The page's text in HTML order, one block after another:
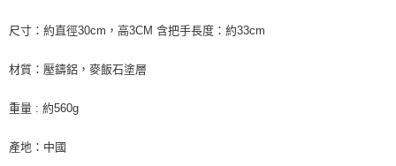
尺寸：約直徑30cm，高3CM 含把手長度：約33cm
材質：壓鑄鋁，麥飯石塗層
重量 : 約560g
產地：中國